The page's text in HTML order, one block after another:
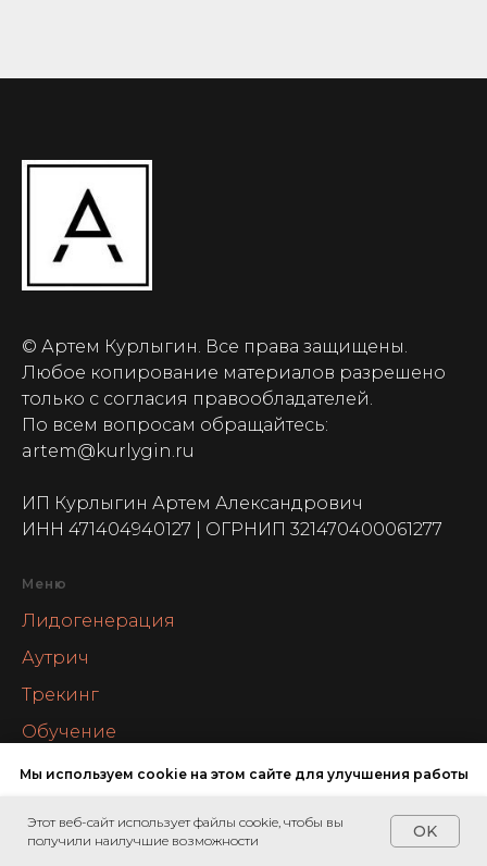
Мы используем cookie на этом сайте для улучшения работы
ОК, ПОНЯТНО
Этот веб-сайт использует файлы cookie, чтобы вы
получили наилучшие возможности
OK
Напишите мне
© Артем Курлыгин. Все права защищены.
Любое копирование материалов разрешено
только с согласия правообладателей.
По всем вопросам обращайтесь:
artem@kurlygin.ru
ИП Курлыгин Артем Александрович
ИНН 471404940127 | ОГРНИП 321470400061277
Меню
Лидогенерация
Аутрич
Трекинг
Обучение
Партнерам
Блог